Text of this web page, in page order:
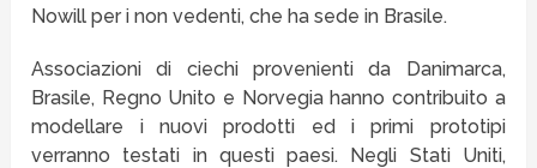
Nowill per i non vedenti, che ha sede in Brasile.
Associazioni di ciechi provenienti da Danimarca,
Brasile, Regno Unito e Norvegia hanno contribuito a
modellare i nuovi prodotti ed i primi prototipi
verranno testati in questi paesi. Negli Stati Uniti,